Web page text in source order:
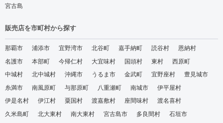
宮古島
販売店を市町村から探す
那覇市 浦添市 宜野湾市 北谷町 嘉手納町 読谷村
恩納村
名護市
本部町 今帰仁村 大宜味村 国頭村 東村
西原町
中城村
北中城村 沖縄市 うるま市 金武町 宜野座村
豊見城市
糸満市
南風原町 与那原町 八重瀬町 南城市
伊平屋村
伊是名村
伊江村 粟国村 渡嘉敷村 座間味村
渡名喜村
久米島町
北大東村 南大東村 宮古島市 多良間村
石垣市